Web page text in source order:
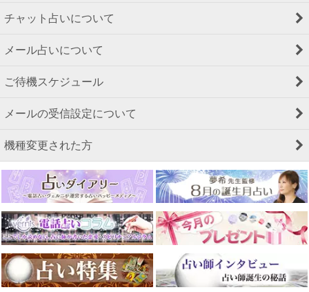
チャット占いについて
メール占いについて
ご待機スケジュール
メールの受信設定について
機種変更された方